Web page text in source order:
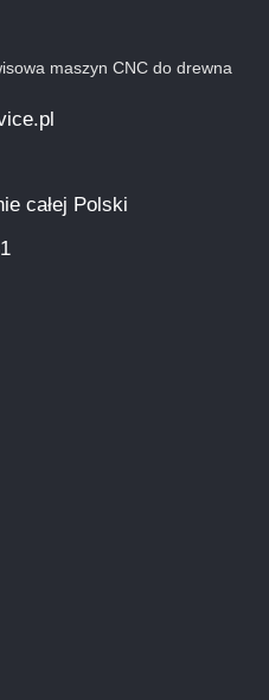
maszyn CNC do drewna
całej Polski